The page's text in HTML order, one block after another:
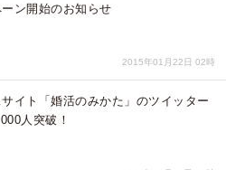
ン開始のお知らせ
2015年01月22日 02時
イト「婚活のみかた」のツイッター
人突破！